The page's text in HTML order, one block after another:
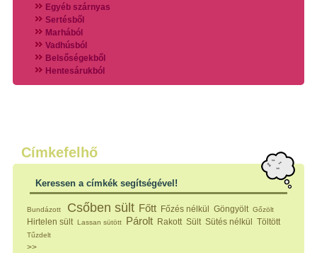
Egyéb szárnyas
Sertésből
Marhából
Vadhúsból
Belsőségekből
Hentesárukból
Vadszárnyasokból
Köretek
Klasszikus főzelékek
Zöldséges ételek
Hidegkonyhai készítmények
Főtt tészták
Zsiradékban sült tészták
Címkefelhő
Keressen a címkék segítségével!
Bundázott Csőben sült Főtt Főzés nélkül Göngyölt Gőzölt
Hirtelen sült Lassan sütött Párolt Rakott Sült Sütés nélkül Töltött
Tűzdelt
>>